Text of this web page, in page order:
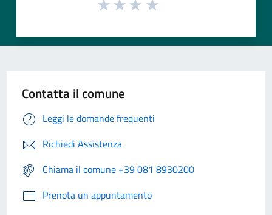
Contatta il comune
Leggi le domande frequenti
Richiedi Assistenza
Chiama il comune +39 081 8930200
Prenota un appuntamento